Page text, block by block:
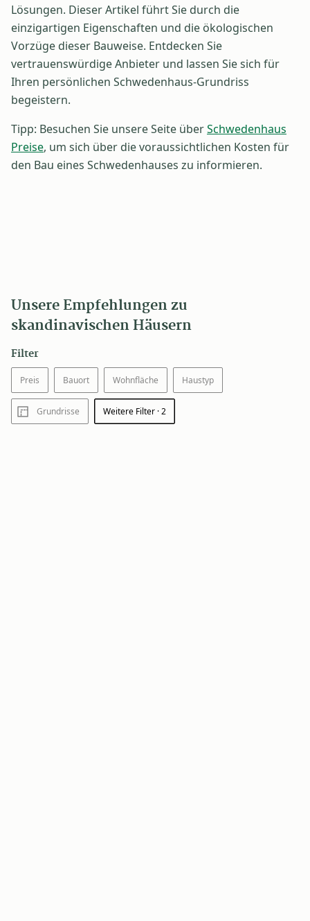
Lösungen. Dieser Artikel führt Sie durch die
einzigartigen Eigenschaften und die ökologischen
Vorzüge dieser Bauweise. Entdecken Sie
vertrauenswürdige Anbieter und lassen Sie sich für
Ihren persönlichen Schwedenhaus-Grundriss
begeistern.
Tipp: Besuchen Sie unsere Seite überSchwedenhaus
Preise, um sich über die voraussichtlichen Kosten für
den Bau eines Schwedenhauses zu informieren.
Unsere Empfehlungen zu
skandinavischen Häusern
Filter
Preis Bauort Wohnfläche Haustyp
Grundrisse Weitere Filter · 2